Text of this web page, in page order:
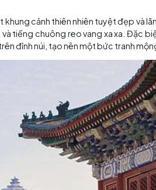
Môn Sơn, một thế giới kỳ
kháchdu lịch Trung Quốc,
rực rỡ, tạo nên một tác
Sơnnổi bật như một viên ngọc
điêu khắc tinh xảo, thể hiện
từ những bông hoa nở rộ
khắc tượng, mỗi đường nét
tạo ra một khung cảnh thiên
gió reo và tiếng chuông reo